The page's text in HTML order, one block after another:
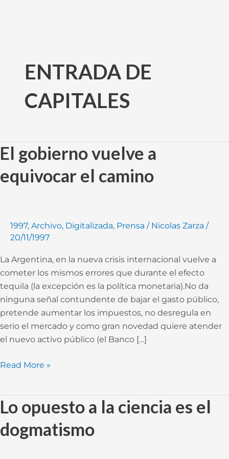
contenidoENTRADA DE
CAPITALES
El gobierno vuelve a
equivocar el camino
1997, Archivo, Digitalizada, Prensa / Nicolas Zarza /
20/11/1997
La Argentina, en la nueva crisis internacional vuelve a
cometer los mismos errores que durante el efecto
tequila (la excepción es la política monetaria).No da
ninguna señal contundente de bajar el gasto público,
pretende aumentar los impuestos, no desregula en
serio el mercado y como gran novedad quiere atender
el nuevo activo público (el Banco […]
El
gobierno
vuelve
camino
Read More »
Lo opuesto a la ciencia es el
dogmatismo
Lo
opuesto
a